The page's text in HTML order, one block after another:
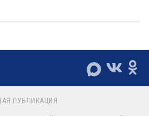
ПУБЛИКАЦИЯ